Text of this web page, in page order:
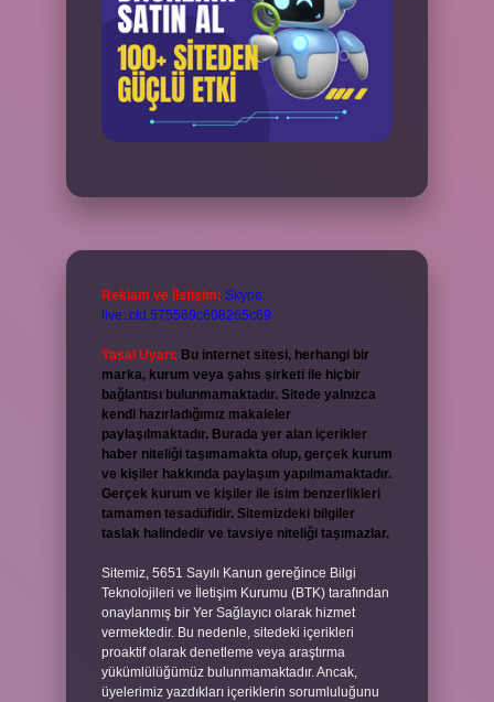
Reklam ve İletişim: Skype:
live:.cid.575569c608265c69
Yasal Uyarı: Bu internet sitesi, herhangi bir
marka, kurum veya şahıs şirketi ile hiçbir
bağlantısı bulunmamaktadır. Sitede yalnızca
kendi hazırladığımız makaleler
paylaşılmaktadır. Burada yer alan içerikler
haber niteliği taşımamakta olup, gerçek kurum
ve kişiler hakkında paylaşım yapılmamaktadır.
Gerçek kurum ve kişiler ile isim benzerlikleri
tamamen tesadüfidir. Sitemizdeki bilgiler
taslak halindedir ve tavsiye niteliği taşımazlar.
Sitemiz, 5651 Sayılı Kanun gereğince Bilgi
Teknolojileri ve İletişim Kurumu (BTK) tarafından
onaylanmış bir Yer Sağlayıcı olarak hizmet
vermektedir. Bu nedenle, sitedeki içerikleri
proaktif olarak denetleme veya araştırma
yükümlülüğümüz bulunmamaktadır. Ancak,
üyelerimiz yazdıkları içeriklerin sorumluluğunu